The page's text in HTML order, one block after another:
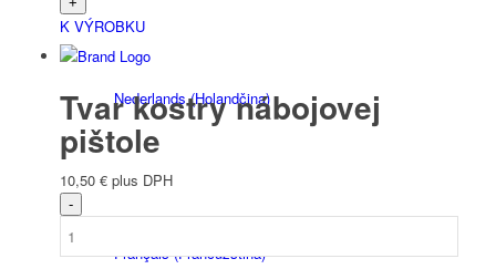
Nederlands(Holandčina)
Français(Francúzština)
K VÝROBKU
Tvar kostry nábojovej
pištole
10,50 € plus DPH